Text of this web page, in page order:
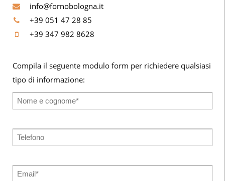
info@fornobologna.it
+39 051 47 28 85
+39 347 982 8628
Compila il seguente modulo form per richiedere qualsiasi
tipo di informazione: